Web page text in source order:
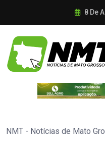
8 De
NMT - Notícias de Mato